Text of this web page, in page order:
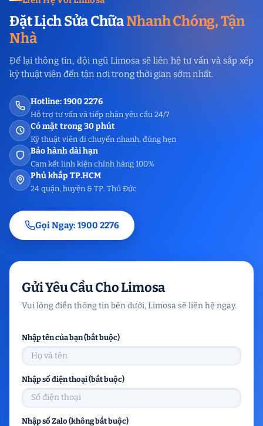
Đặt Lịch Sửa ChữaNhanh Chóng, Tận
Nhà
Để lại thông tin, đội ngũ Limosa sẽ liên hệ tư vấn và sắp xếp
kỹ thuật viên đến tận nơi trong thời gian sớm nhất.
Hotline: 1900 2276
Hỗ trợ tư vấn và tiếp nhận yêu cầu 24/7
Có mặt trong 30 phút
Kỹ thuật viên di chuyển nhanh, đúng hẹn
Bảo hành dài hạn
Cam kết linh kiện chính hãng 100%
Phủ khắp TP.HCM
24 quận, huyện & TP. Thủ Đức
Gọi Ngay: 1900 2276
Gửi Yêu Cầu Cho Limosa
Vui lòng điền thông tin bên dưới, Limosa sẽ liên hệ ngay.
Nhập tên của bạn (bắt buộc)
Nhập số điện thoại (bắt buộc)
Nhập số Zalo (không bắt buộc)